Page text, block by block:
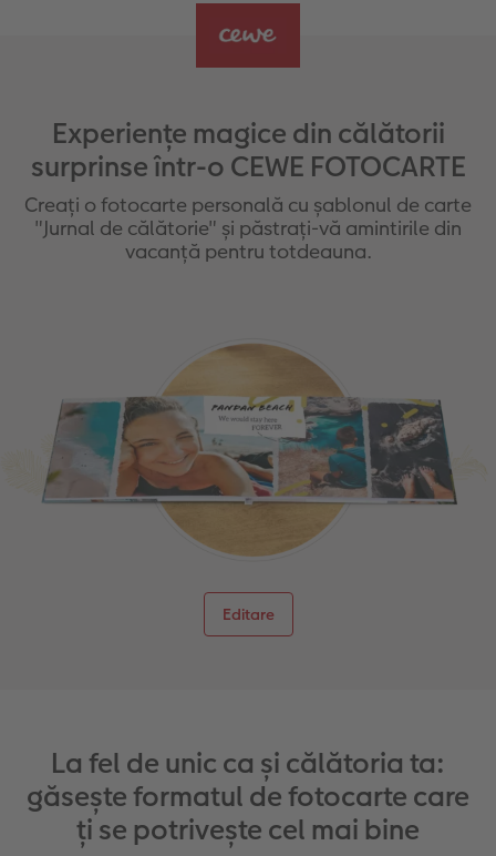
Experiențe magice din călătorii
surprinse într-o CEWE FOTOCARTE
Creați o fotocarte personală cu șablonul de carte
"Jurnal de călătorie" și păstrați-vă amintirile din
vacanță pentru totdeauna.
Editare
La fel de unic ca și călătoria ta:
găsește formatul de fotocarte care
ți se potrivește cel mai bine